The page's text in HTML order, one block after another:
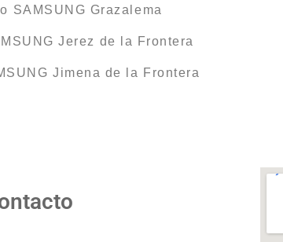
SAMSUNG Grazalema
Jerez de la Frontera
Jimena de la Frontera